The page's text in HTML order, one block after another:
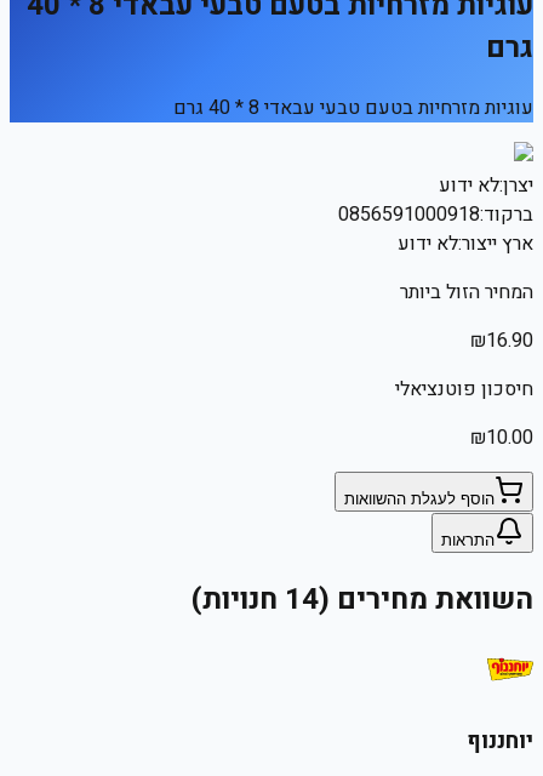
גרם
עוגיות מזרחיות בטעם טבעי עבאדי 8 * 40 גרם
יצרן:לא ידוע
ברקוד:0856591000918
ארץ ייצור:לא ידוע
המחיר הזול ביותר
₪16.90
חיסכון פוטנציאלי
₪10.00
הוסף לעגלת ההשוואות
התראות
השוואת מחירים (14 חנויות)
יוחננוף